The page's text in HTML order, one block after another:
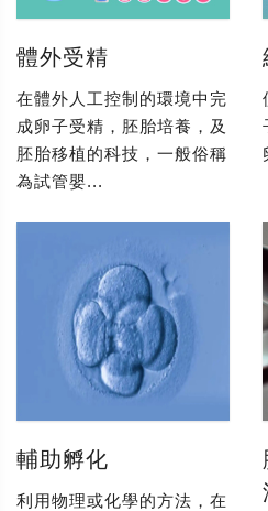
體外受精
在體外人工控制的環境中完
成卵子受精，胚胎培養，及
胚胎移植的科技，一般俗稱
為試管嬰...
輔助孵化
利用物理或化學的方法，在